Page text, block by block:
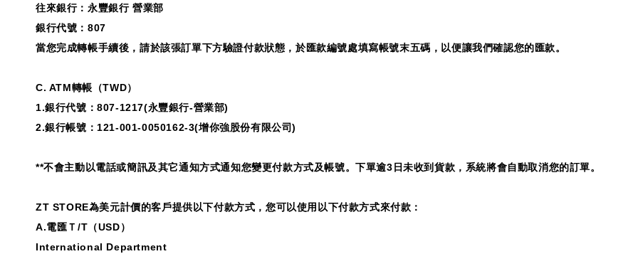
往來銀行：永豐銀行 營業部
銀行代號： 807
當您完成轉帳手續後，請於該張訂單下方驗證付款狀態，於匯款編號處填寫帳號末五碼，以便讓我們確認您的匯款。
C. ATM轉帳（TWD）
1.銀行代號：807-1217(永豐銀行-營業部)
2.銀行帳號：121-001-0050162-3(增你強股份有限公司)
**不會主動以電話或簡訊及其它通知方式通知您變更付款方式及帳號。下單逾3 日未收到貨款，系統將會自動取消您的訂單。
ZT STORE為美元計價的客戶提供以下付款方式，您可以使用以下付款方式來付款：
A.電匯Ｔ/T （USD）
International Department